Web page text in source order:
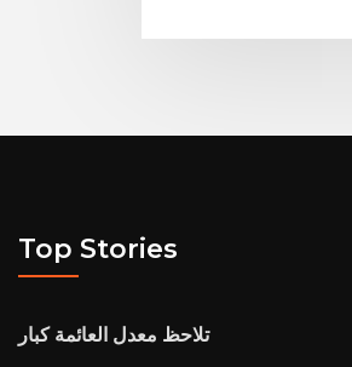
Top Stories
تلاحظ معدل العائمة كبار